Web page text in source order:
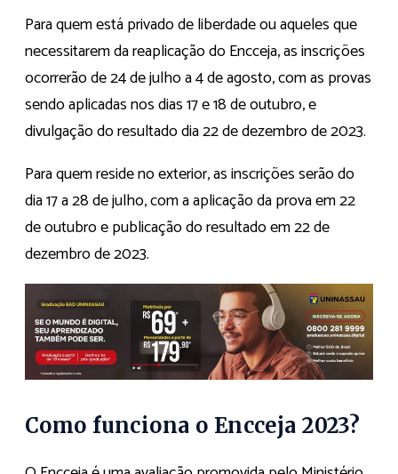
Para quem está privado de liberdade ou aqueles que
necessitarem da reaplicação do Encceja, as inscrições
ocorrerão de 24 de julho a 4 de agosto, com as provas
sendo aplicadas nos dias 17 e 18 de outubro, e
divulgação do resultado dia 22 de dezembro de 2023.
Para quem reside no exterior, as inscrições serão do
dia 17 a 28 de julho, com a aplicação da prova em 22
de outubro e publicação do resultado em 22 de
dezembro de 2023.
Como funciona o Encceja 2023?